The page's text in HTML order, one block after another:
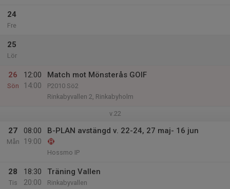
24
Fre
25
Lör
26
Sön
12:00
14:00
Match mot Mönsterås GOIF
P2010 Sö2
Rinkabyvallen 2, Rinkabyholm
v.22
27
Mån
08:00
19:00
B-PLAN avstängd v. 22-24, 27 maj- 16 jun
Hossmo IP
28
Tis
18:30
20:00
Träning Vallen
Rinkabyvallen